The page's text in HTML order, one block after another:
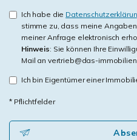
Ich habe die
stimme zu, dass meine
meiner Anfrage elektronisch
Hinweis: Sie können Ihre
Mail an vertrieb@das-
Ich bin Eigentümer einer
* Pflichtfelder